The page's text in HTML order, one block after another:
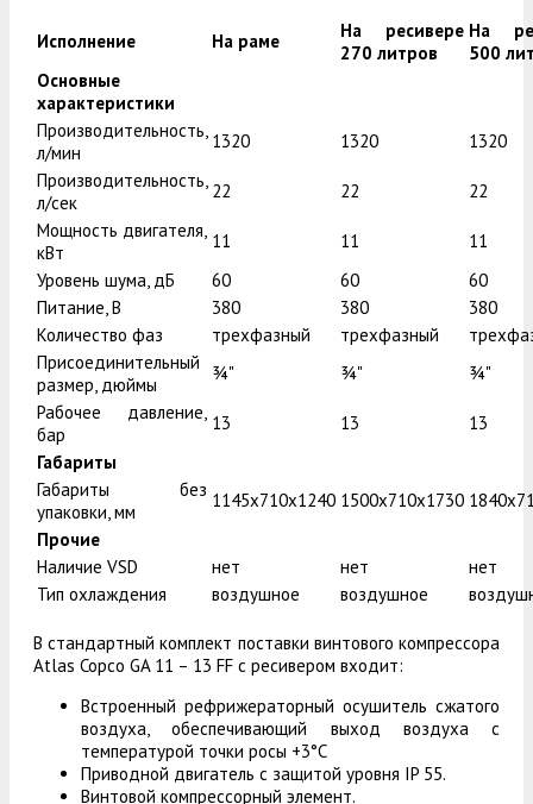
Исполнение На раме
На ресивере
270 литров
На
500
Основные
характеристики
Производительность,
л/мин
1320 1320
1320
Производительность,
л/сек
22 22
22
Мощность двигателя,
кВт
11 11
11
Уровень шума, дБ
60 60
60
Питание, В
380 380
380
Количество фаз
трехфазный трехфазный
Присоединительный
размер, дюймы
¾" ¾"
¾"
Рабочее давление,
бар
13 13
13
Габариты
Габариты без
упаковки, мм
1145x710x1240 1500x710x1730
Прочие
Наличие VSD
нет нет
нет
Тип охлаждения
воздушное воздушное
В стандартный комплект поставки винтового компрессора
Atlas Copco GA 11 – 13 FF с ресивером входит:
Встроенный рефрижераторный осушитель сжатого
воздуха, обеспечивающий выход воздуха с
температурой точки росы +3°С
Приводной двигатель с защитой уровня IP 55.
Винтовой компрессорный элемент.